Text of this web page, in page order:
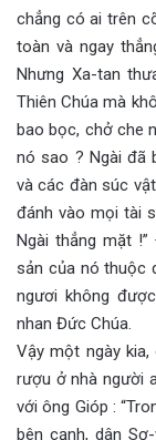
chẳng có ai trên
toàn và ngay
Nhưng Xa-tan
Thiên Chúa mà
bao bọc, chở che
nó sao ? Ngài đã
và các đàn súc
đánh vào mọi tài
Ngài thẳng mặt
sản của nó thuộc
ngươi không
nhan Đức Chúa.
Vậy một ngày
rượu ở nhà người
với ông Gióp :
bên cạnh, dân